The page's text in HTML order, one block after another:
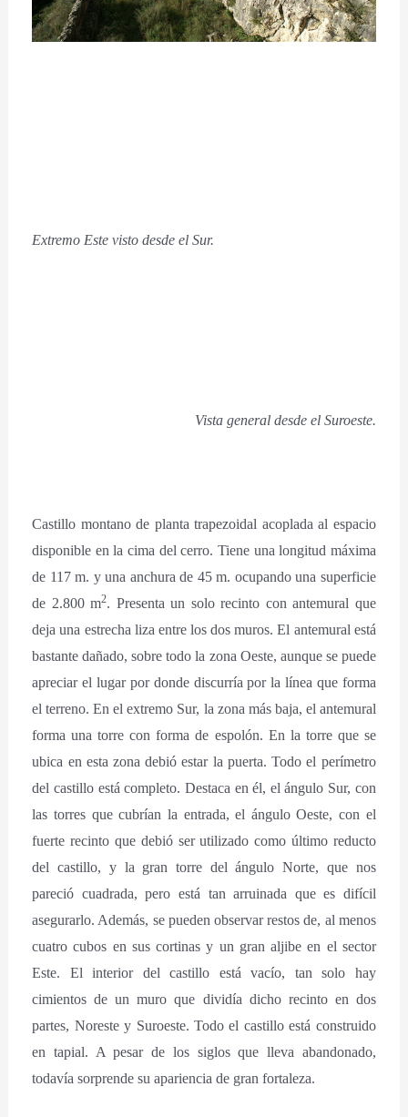
Extremo Este visto desde el Sur.
Vista general desde el Suroeste.
Castillo montano de planta trapezoidal acoplada al espacio
disponible en la cima del cerro. Tiene una longitud máxima
de 117 m. y una anchura de 45 m. ocupando una superficie
de 2.800 m2. Presenta un solo recinto con antemural que
deja una estrecha liza entre los dos muros. El antemural está
bastante dañado, sobre todo la zona Oeste, aunque se puede
apreciar el lugar por donde discurría por la línea que forma
el terreno. En el extremo Sur, la zona más baja, el antemural
forma una torre con forma de espolón. En la torre que se
ubica en esta zona debió estar la puerta. Todo el perímetro
del castillo está completo. Destaca en él, el ángulo Sur, con
las torres que cubrían la entrada, el ángulo Oeste, con el
fuerte recinto que debió ser utilizado como último reducto
del castillo, y la gran torre del ángulo Norte, que nos
pareció cuadrada, pero está tan arruinada que es difícil
asegurarlo. Además, se pueden observar restos de, al menos
cuatro cubos en sus cortinas y un gran aljibe en el sector
Este. El interior del castillo está vacío, tan solo hay
cimientos de un muro que dividía dicho recinto en dos
partes, Noreste y Suroeste. Todo el castillo está construido
en tapial. A pesar de los siglos que lleva abandonado,
todavía sorprende su apariencia de gran fortaleza.